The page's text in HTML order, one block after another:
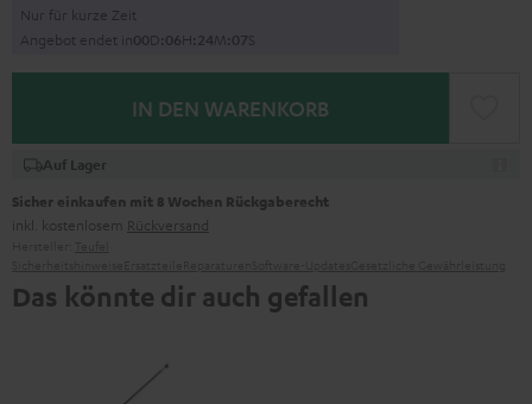
Nur für kurze Zeit
Angebot endet in00D:06H: 24M:06S
IN DEN WARENKORB
Auf Lager
Sicher einkaufen mit 8 Wochen Rückgaberecht
inkl. kostenlosem Rückversand
Das könnte dir auch gefallen